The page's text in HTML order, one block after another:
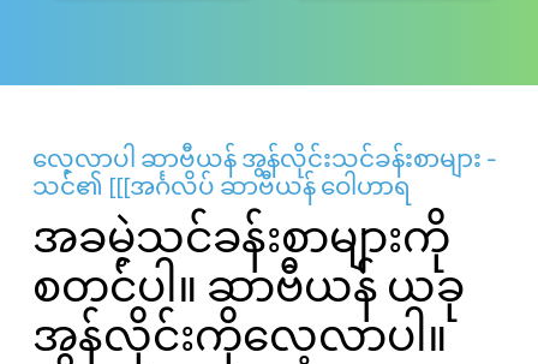
လေ့လာပါ ဆာဗီယန် အွန်လိုင်းသင်ခန်းစာများ -
သင်၏ [[[အင်္ဂလိပ် ဆာဗီယန် ဝေါဟာရ
အခမဲ့သင်ခန်းစာများကို
စတင်ပါ။ ဆာဗီယန် ယခု
အွန်လိုင်းကိုလေ့လာပါ။